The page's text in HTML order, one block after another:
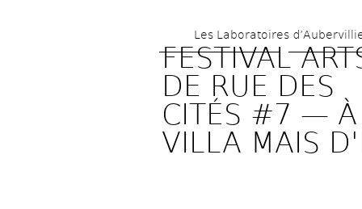
Les Laboratoires
FESTIVAL
DE RUE DES
CITÉS #7 — À
VILLA MAIS